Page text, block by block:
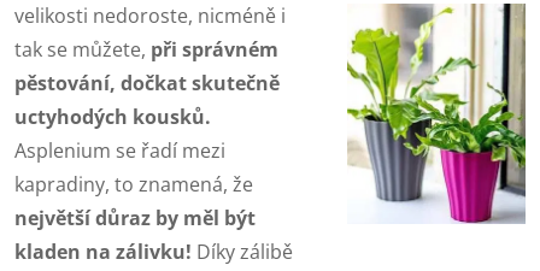
velikosti nedoroste, nicméně i
tak se můžete, při správném
pěstování, dočkat skutečně
uctyhodých kousků.
Asplenium se řadí mezi
kapradiny, to znamená, že
největší důraz by měl být
kladen na zálivku! Díky zálibě